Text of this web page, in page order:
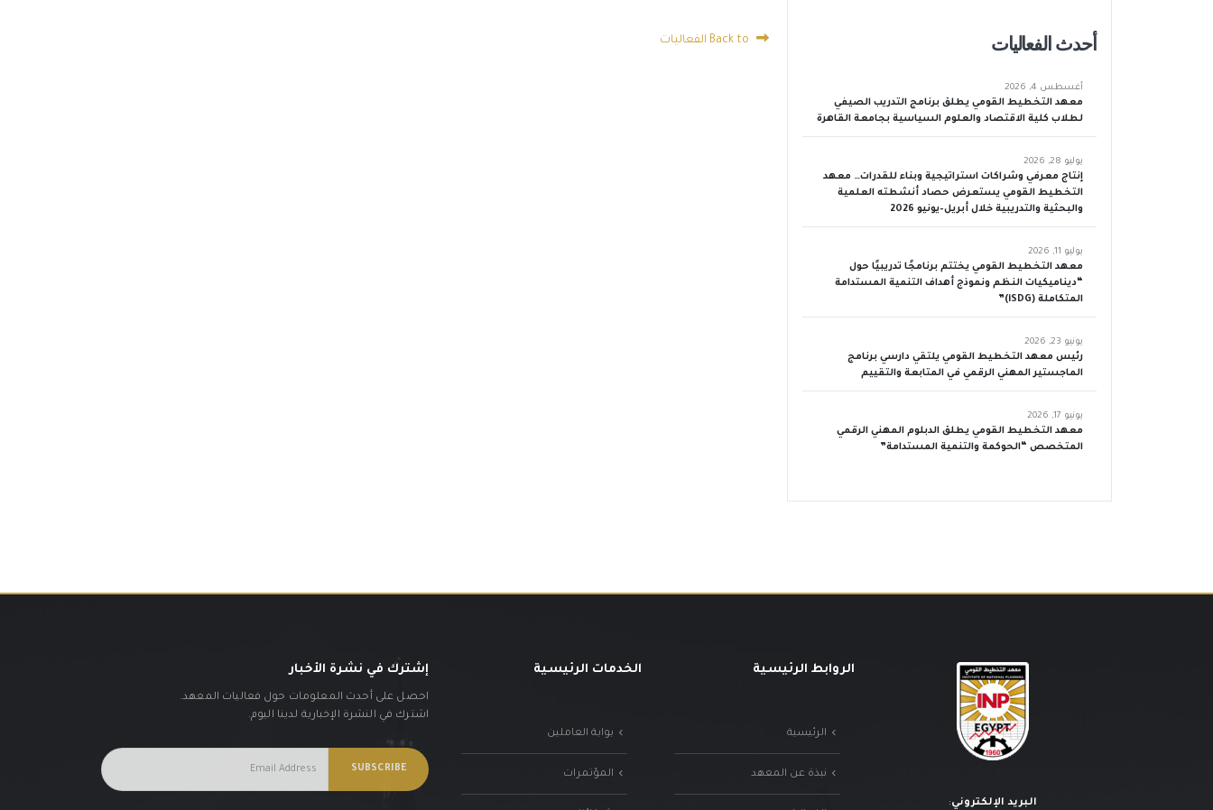
أحدث الفعاليات
معهد التخطيط القومي يطلق برنامج التدريب الصيفي
لطلاب كلية الاقتصاد والعلوم السياسية بجامعة القاهرة
أغسطس 4, 2026
إنتاج معرفي وشراكات استراتيجية وبناء للقدرات… معهد
التخطيط القومي يستعرض حصاد أنشطته العلمية
والبحثية والتدريبية خلال أبريل–يونيو 2026
يوليو 28, 2026
معهد التخطيط القومي يختتم برنامجًا تدريبيًا حول
“ديناميكيات النظم ونموذج أهداف التنمية المستدامة
المتكاملة (iSDG)”
يوليو 11, 2026
رئيس معهد التخطيط القومي يلتقي دارسي برنامج
الماجستير المهني الرقمي في المتابعة والتقييم
يونيو 23, 2026
معهد التخطيط القومي يطلق الدبلوم المهني الرقمي
المتخصص “الحوكمة والتنمية المستدامة”
يونيو 17, 2026
البريد الإلكتروني:
الروابط الرئيسية
الرئيسية
نبذة عن المعهد
الخدمات الرئيسية
بوابة العاملين
المؤتمرات
إشترك في نشرة الأخبار
احصل على أحدث المعلومات حول فعاليات المعهد.
اشترك في النشرة الإخبارية لدينا اليوم.